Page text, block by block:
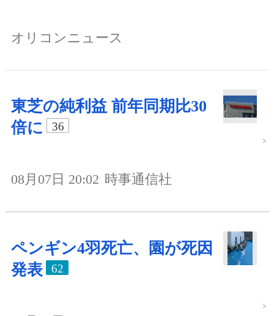
オリコンニュース
東芝の純利益 前年同期比30
倍に
36
08月07日 20:02 時事通信社
ペンギン4羽死亡、園が死因
発表
62